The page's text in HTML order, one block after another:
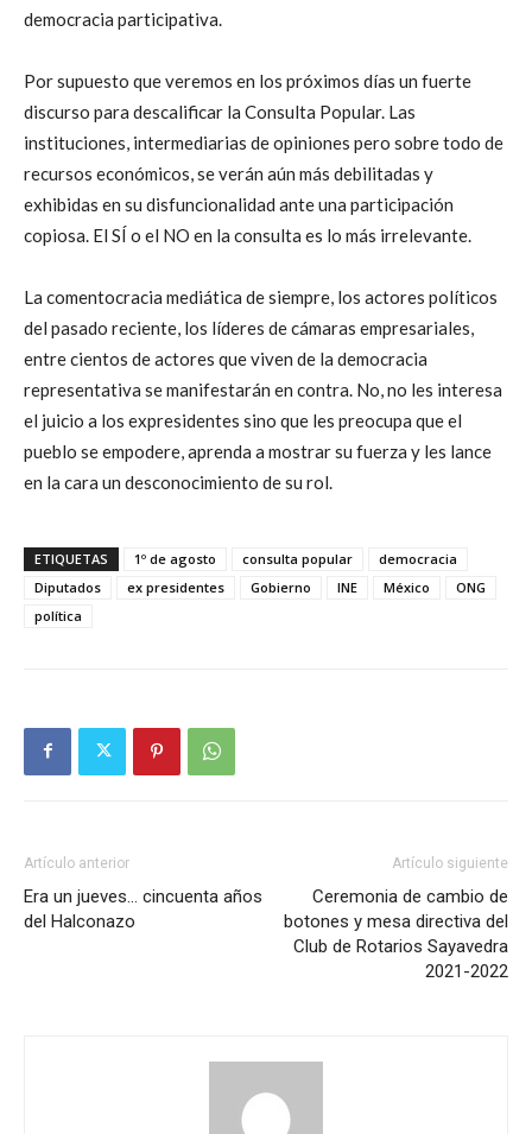
democracia participativa.
Por supuesto que veremos en los próximos días un fuerte
discurso para descalificar la Consulta Popular. Las
instituciones, intermediarias de opiniones pero sobre todo de
recursos económicos, se verán aún más debilitadas y
exhibidas en su disfuncionalidad ante una participación
copiosa. El SÍ o el NO en la consulta es lo más irrelevante.
La comentocracia mediática de siempre, los actores políticos
del pasado reciente, los líderes de cámaras empresariales,
entre cientos de actores que viven de la democracia
representativa se manifestarán en contra. No, no les interesa
el juicio a los expresidentes sino que les preocupa que el
pueblo se empodere, aprenda a mostrar su fuerza y les lance
en la cara un desconocimiento de su rol.
ETIQUETAS 1º de agosto consulta popular
democracia
Diputados
ex presidentes Gobierno INE México
ONG
política
Artículo anterior
Era un jueves… cincuenta años
del Halconazo
Artículo siguiente
Ceremonia de cambio de
botones y mesa directiva del
Club de Rotarios Sayavedra
2021-2022